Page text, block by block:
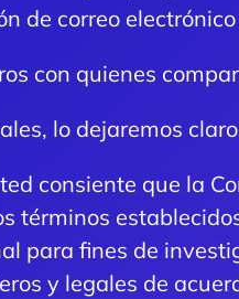
de correo
con quienes
lo dejaremos
consiente que la
términos
para fines de
y legales de